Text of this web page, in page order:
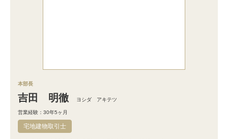
本部長
吉田 明徹 ヨシダ アキテツ
営業経験：30年5ヶ月
宅地建物取引士